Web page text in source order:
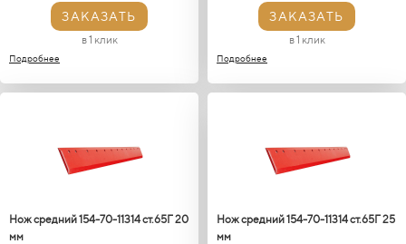
ЗАКАЗАТЬ
в 1 клик
Подробнее
ЗАКАЗАТЬ
в 1 клик
Подробнее
Нож средний 154-70-11314 ст.65Г 20
мм
Нож средний 154-70-11314 ст.65Г 25
мм